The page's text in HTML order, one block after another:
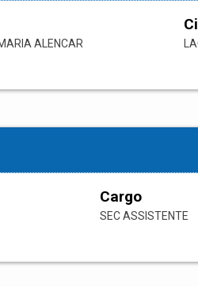
ALENCAR
Cargo
SEC ASSISTENTE